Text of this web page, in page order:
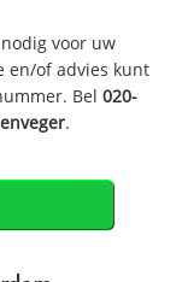
voor uw
en/of advies kunt
Bel020-
.